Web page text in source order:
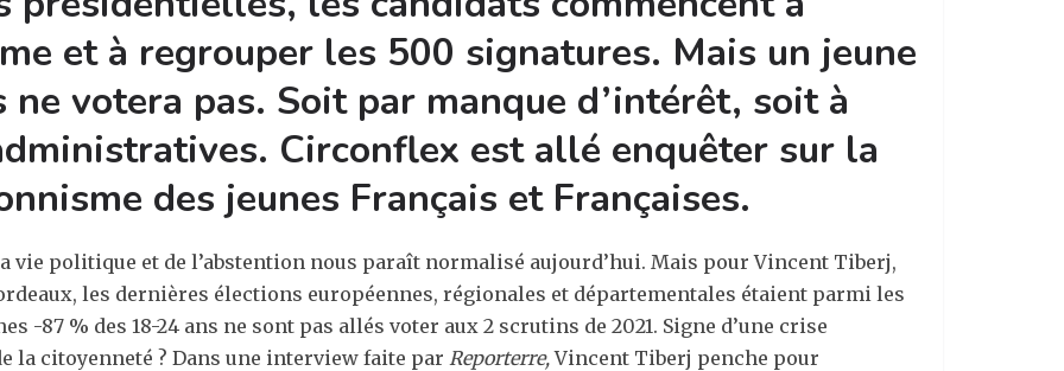
et à regrouper les 500 signatures. Mais un jeune
votera pas. Soit par manque d’intérêt, soit à
Circonflex est allé enquêter sur la
des jeunes Français et Françaises.
vie politique et de l’abstention nous paraît normalisé aujourd’hui. Mais pour Vincent Tiberj,
les dernières élections européennes, régionales et départementales étaient parmi les
-87 % des 18-24 ans ne sont pas allés voter aux 2 scrutins de 2021. Signe d’une crise
la citoyenneté ? Dans une interview faite par Reporterre,Vincent Tiberj penche pour